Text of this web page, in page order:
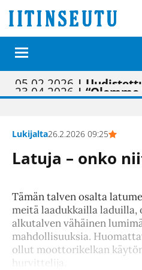
01.02.2026 | Painon vaihtumisen pitäisi
05.02.2026 | Uudistettu
23.04.2026 | “Olemme
09.05.2026| "Maalla on totuttu
Lukijalta26.2.2026 09:25
Latuja – onko
Tämän talven osalta
meitä laadukkailla
alkutalven vähäinen
mahdollisuuksia.
ollut moottorikelkan
hurvittelija.